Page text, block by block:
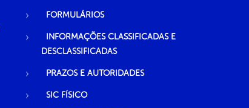
FORMULÁRIOS
INFORMAÇÕES CLASSIFICADAS E
DESCLASSIFICADAS
PRAZOS E AUTORIDADES
SIC FÍSICO